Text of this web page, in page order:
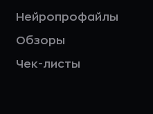
Нейропрофайлы
Обзоры
Чек-листы